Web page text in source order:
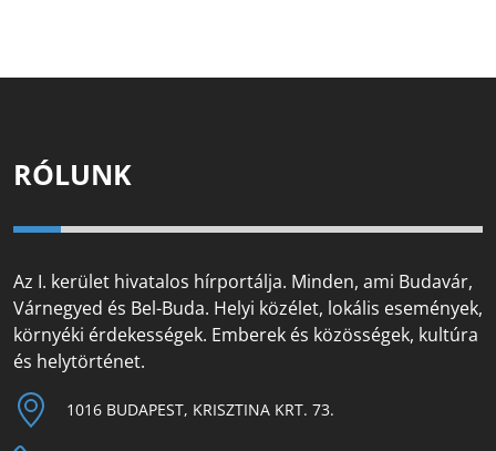
RÓLUNK
Az I. kerület hivatalos hírportálja. Minden, ami Budavár,
Várnegyed és Bel-Buda. Helyi közélet, lokális események,
környéki érdekességek. Emberek és közösségek, kultúra
és helytörténet.
1016 BUDAPEST, KRISZTINA KRT. 73.